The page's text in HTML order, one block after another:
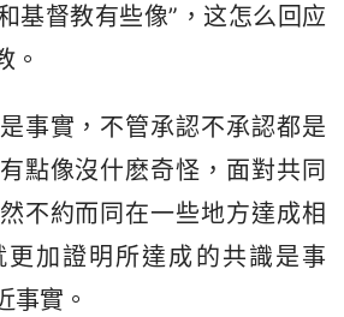
基督教有些像”，这怎么回应
。
事實，不管承認不承認都是
點像沒什麽奇怪，面對共同
不約而同在一些地方達成相
加證明所達成的共識是事
事實。